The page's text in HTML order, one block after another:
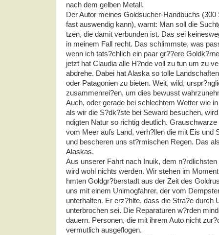
nach dem gelben Metall.
Der Autor meines Goldsucher-Handbuchs (300
fast auswendig kann), warnt: Man soll die
tzen, die damit verbunden ist. Das sei
in meinem Fall recht. Das schlimmste, was
wenn ich tats?chlich ein paar gr??ere
jetzt hat Claudia alle H?nde voll zu tun um zu
abdrehe. Dabei hat Alaska so tolle
oder Patagonien zu bieten. Weit, wild,
zusammenrei?en, um dies bewusst
Auch, oder gerade bei schlechtem Wetter wie
als wir die S?dk?ste bei Seward besuchen,
ndigten Natur so richtig deutlich.
vom Meer aufs Land, verh?llen die mit Eis und
und bescheren uns st?rmischen Regen. Das
Alaskas.
Aus unserer Fahrt nach Inuik, dem
wird wohl nichts werden. Wir stehen im
hmten Goldgr?berstadt aus der Zeit des
uns mit einem Unimogfahrer, der vom
unterhalten. Er erz?hlte, dass die Stra?e durch
unterbrochen sei. Die Reparaturen w?rden
dauern. Personen, die mit ihrem Auto nicht
vermutlich ausgeflogen.